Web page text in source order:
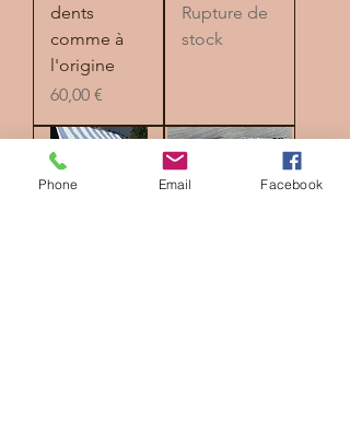
dents
comme à
l'origine
Prix
60,00 €
Rupture de
stock
Phone Email Facebook